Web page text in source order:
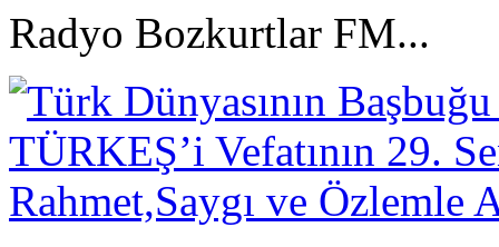
Radyo Bozkurtlar FM...